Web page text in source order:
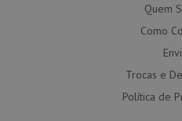
Quem
Como
Trocas e
Política de